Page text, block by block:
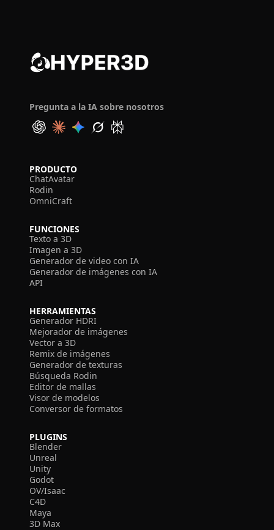
Pregunta a la IA sobre nosotros
PRODUCTO
ChatAvatar
Rodin
OmniCraft
FUNCIONES
Texto a 3D
Imagen a 3D
Generador de video con IA
Generador de imágenes con IA
API
HERRAMIENTAS
Generador HDRI
Mejorador de imágenes
Vector a 3D
Remix de imágenes
Generador de texturas
Búsqueda Rodin
Editor de mallas
Visor de modelos
Conversor de formatos
PLUGINS
Blender
Unreal
Unity
Godot
OV/Isaac
C4D
Maya
3D Max